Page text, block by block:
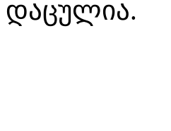
დაცულია.